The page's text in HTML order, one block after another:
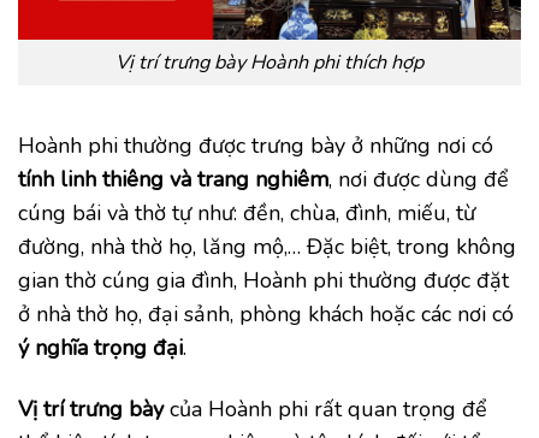
Vị trí trưng bày Hoành phi thích hợp
Hoành phi thường được trưng bày ở những nơi có
tính linh thiêng và trang nghiêm, nơi được dùng để
cúng bái và thờ tự như: đền, chùa, đình, miếu, từ
đường, nhà thờ họ, lăng mộ,… Đặc biệt, trong không
gian thờ cúng gia đình, Hoành phi thường được đặt
ở nhà thờ họ, đại sảnh, phòng khách hoặc các nơi có
ý nghĩa trọng đại.
Vị trí trưng bàycủa Hoành phi rất quan trọng để